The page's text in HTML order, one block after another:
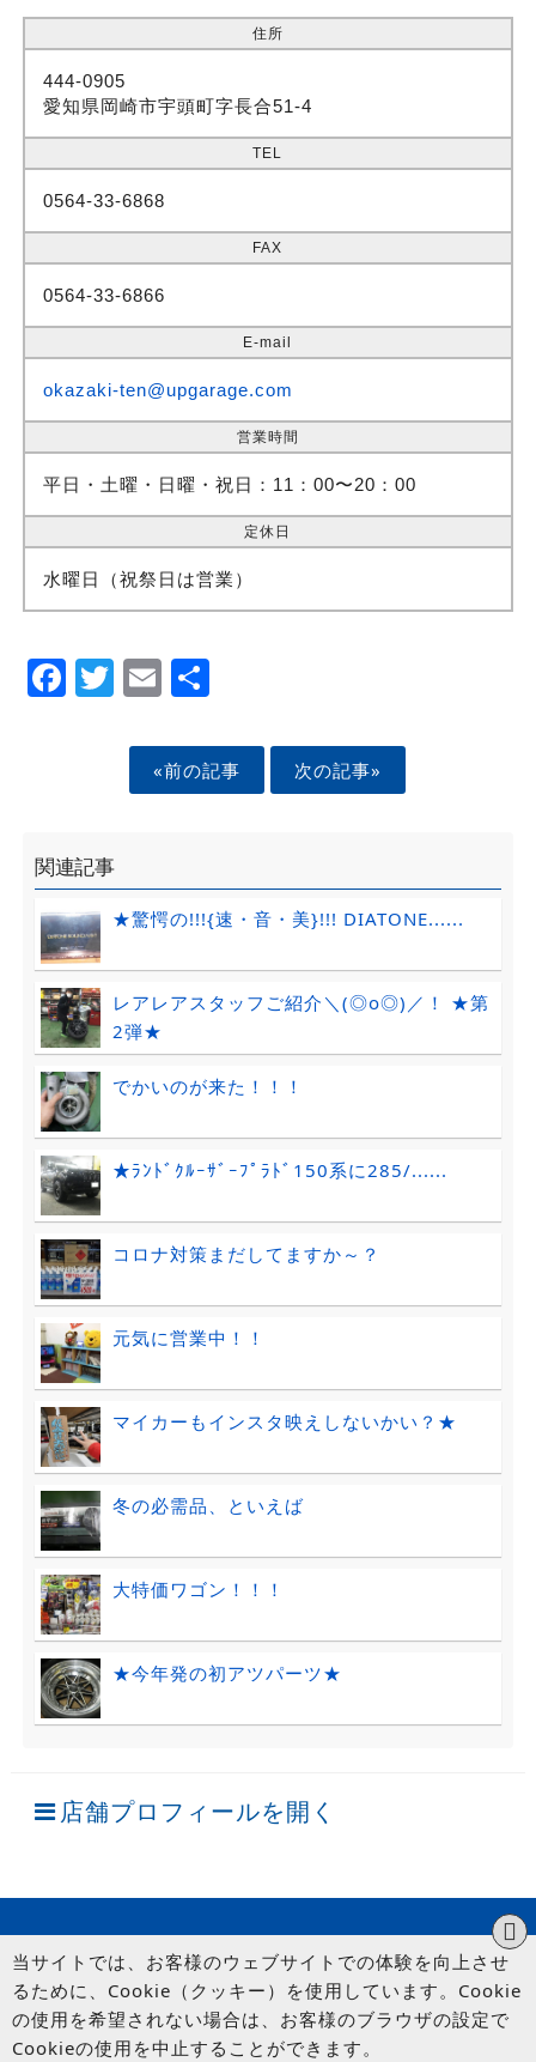
住所
444-0905
愛知県岡崎市宇頭町字長合51-4
TEL
0564-33-6868
FAX
0564-33-6866
E-mail
okazaki-ten@upgarage.com
営業時間
平日・土曜・日曜・祝日：11：00〜20：00
定休日
水曜日（祝祭日は営業）
Facebook
Twitter
EmailShare
«前の記事 次の記事»
関連記事
★驚愕の!!!{速・音・美}!!! DIATONE......
レアレアスタッフご紹介＼(◎o◎)／！ ★第
2弾★
でかいのが来た！！！
★ﾗﾝﾄﾞｸﾙｰｻﾞｰﾌﾟﾗﾄﾞ150系に285/......
コロナ対策まだしてますか～？
元気に営業中！！
マイカーもインスタ映えしないかい？★
冬の必需品、といえば
大特価ワゴン！！！
★今年発の初アツパーツ★
店舗プロフィールを開く
当サイトでは、お客様のウェブサイトでの体験を向上させ
るために、Cookie（クッキー）を使用しています。Cookie
の使用を希望されない場合は、お客様のブラウザの設定で
Cookieの使用を中止することができます。